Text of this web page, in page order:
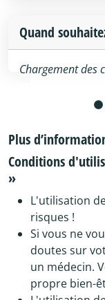
Quand
Chargement des
Plus
Conditions
»
L'utilisation
risques !
Si vous ne
doutes sur
un médecin.
propre bien-